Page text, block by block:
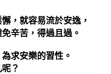
，就容易流於安逸，
辛苦，得過且過。
求安樂的習性。
？